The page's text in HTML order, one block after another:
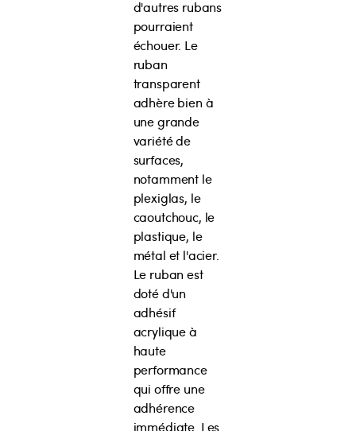
d'autres rubans
pourraient
échouer. Le
ruban
transparent
adhère bien à
une grande
variété de
surfaces,
notamment le
plexiglas, le
caoutchouc, le
plastique, le
métal et l'acier.
Le ruban est
doté d'un
adhésif
acrylique à
haute
performance
qui offre une
adhérence
immédiate. Les